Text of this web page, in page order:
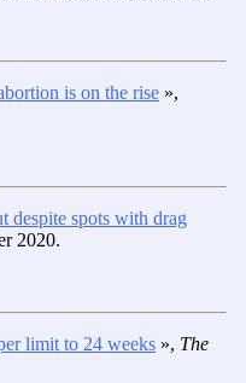
is on the rise »,
despite spots with drag
2020.
limit to 24 weeks », The